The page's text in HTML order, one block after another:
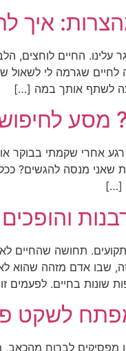
איך
עלינו. החיים לוחצים,
לחיים שגרמה לי
לשתף אותך במה […]
מסע
אחרי שקמתי בבוקר
שאני מנסה להגשים?
[…]
תחושה שהחיים
שבו אדם מזהה שהוא
שונות בחיים.
לשקט
מפסיקים לברוח